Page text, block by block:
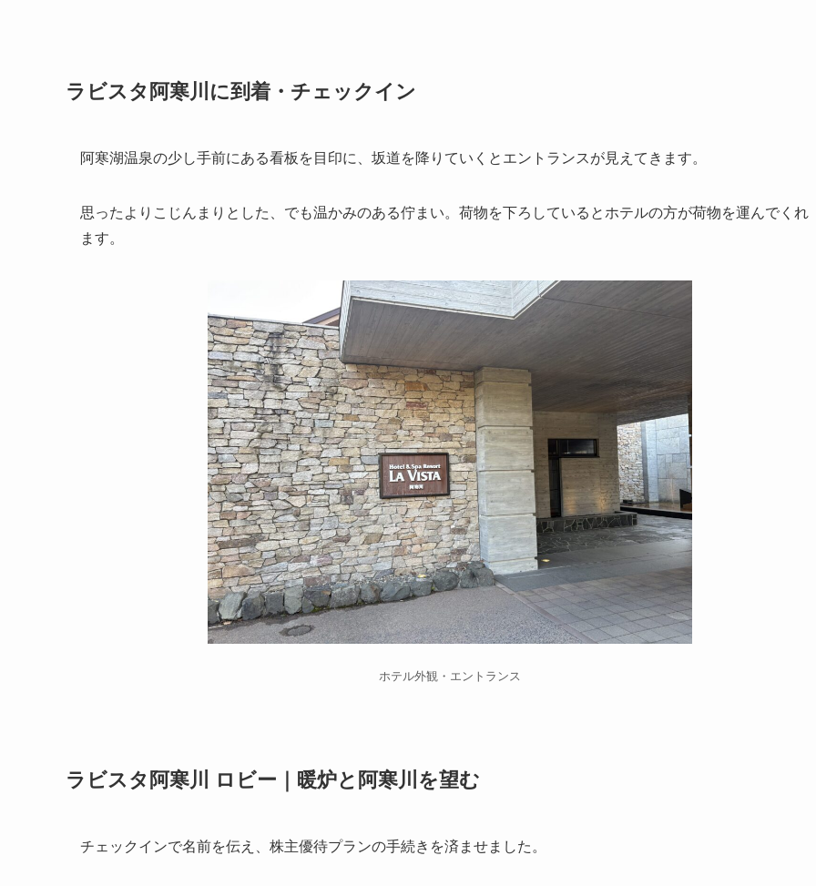
ラビスタ阿寒川に到着・チェックイン
阿寒湖温泉の少し手前にある看板を目印に、坂道を降りていくとエントランスが見えてきます。
思ったよりこじんまりとした、でも温かみのある佇まい。荷物を下ろしているとホテルの方が荷物を運んでくれ
ます。
ホテル外観・エントランス
ラビスタ阿寒川 ロビー｜暖炉と阿寒川を望む
チェックインで名前を伝え、株主優待プランの手続きを済ませました。